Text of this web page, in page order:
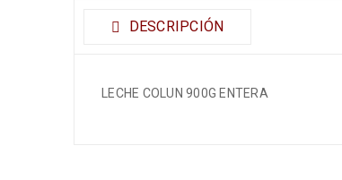
DESCRIPCIÓN
LECHE COLUN 900G ENTERA